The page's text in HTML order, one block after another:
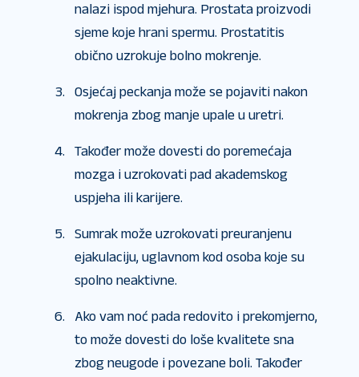
nalazi ispod mjehura. Prostata proizvodi
sjeme koje hrani spermu. Prostatitis
obično uzrokuje bolno mokrenje.
Osjećaj peckanja može se pojaviti nakon
mokrenja zbog manje upale u uretri.
Također može dovesti do poremećaja
mozga i uzrokovati pad akademskog
uspjeha ili karijere.
Sumrak može uzrokovati preuranjenu
ejakulaciju, uglavnom kod osoba koje su
spolno neaktivne.
Ako vam noć pada redovito i prekomjerno,
to može dovesti do loše kvalitete sna
zbog neugode i povezane boli. Također